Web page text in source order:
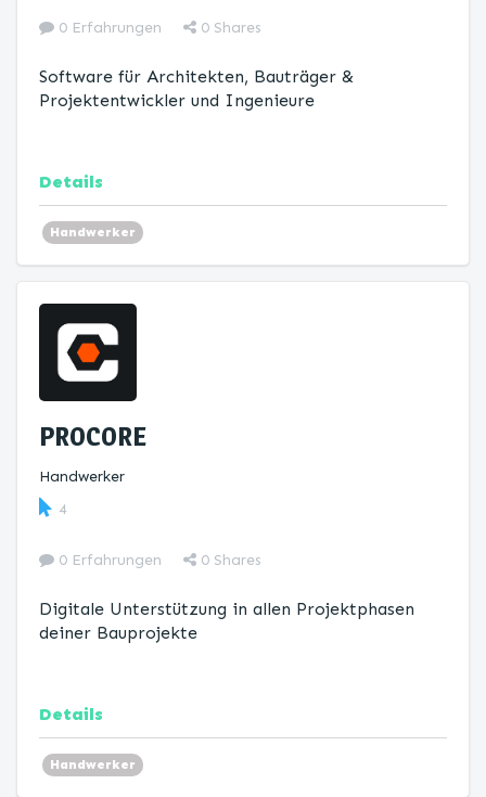
0 Erfahrungen 0 Shares
Software für Architekten, Bauträger &
Projektentwickler und Ingenieure
Details
Handwerker
PROCORE
Handwerker
4
0 Erfahrungen 0 Shares
Digitale Unterstützung in allen Projektphasen
deiner Bauprojekte
Details
Handwerker